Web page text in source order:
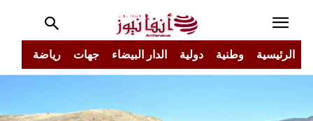
الرئيسية وطنية دولية الدار البيضاء جهات رياضة